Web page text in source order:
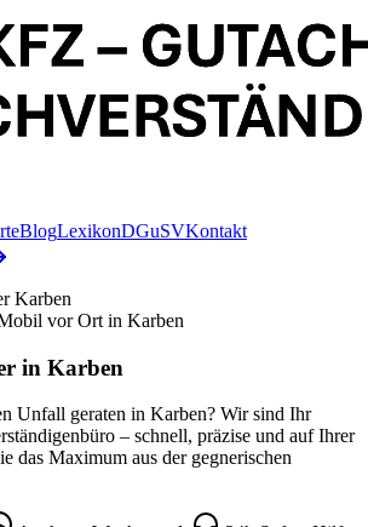
BlogLexikonDGuSVKontakt
Karben
vor Ort in Karben
in Karben
Unfall geraten in Karben? Wir sind Ihr
– schnell, präzise und auf Ihrer
das Maximum aus der gegnerischen